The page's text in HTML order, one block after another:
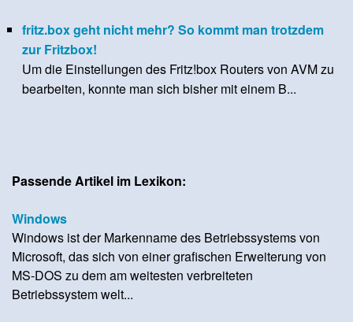
fritz.box geht nicht mehr? So kommt man trotzdem
zur Fritzbox!
Um die Einstellungen des Fritz!box Routers von AVM zu
bearbeiten, konnte man sich bisher mit einem B...
Passende Artikel im Lexikon:
Windows
Windows ist der Markenname des Betriebssystems von
Microsoft, das sich von einer grafischen Erweiterung von
MS-DOS zu dem am weitesten verbreiteten
Betriebssystem welt...